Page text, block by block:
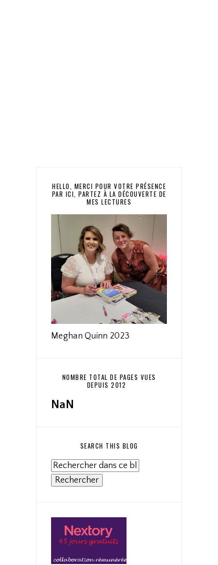
HELLO, MERCI POUR VOTRE PRÉSENCE
PAR ICI, PARTEZ À LA DÉCOUVERTE DE
MES LECTURES
Meghan Quinn 2023
NOMBRE TOTAL DE PAGES VUES
DEPUIS 2012
NaN
SEARCH THIS BLOG